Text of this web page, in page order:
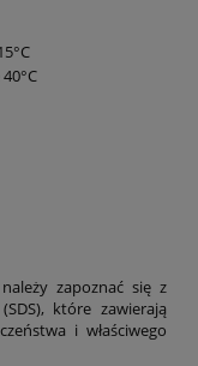
zapoznać się z
które zawierają
i właściwego